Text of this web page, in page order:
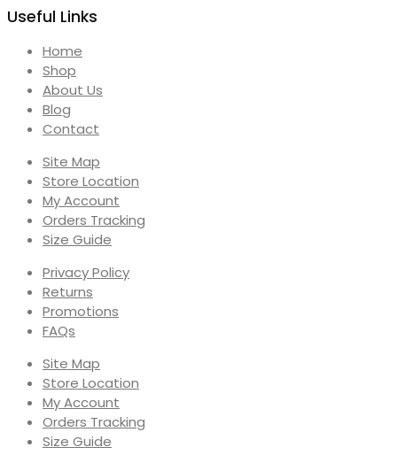
Useful Links
Home
Shop
About Us
Blog
Contact
Site Map
Store Location
My Account
Orders Tracking
Size Guide
Privacy Policy
Returns
Promotions
FAQs
Site Map
Store Location
My Account
Orders Tracking
Size Guide